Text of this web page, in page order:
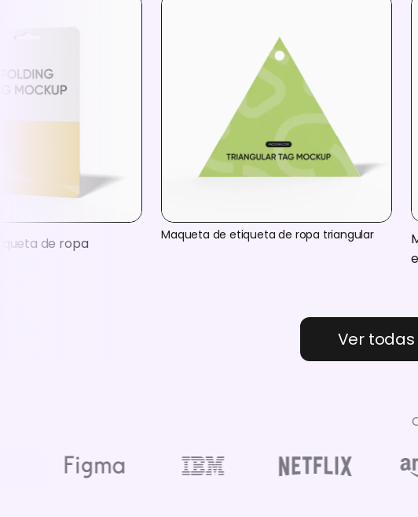
de ropa Maqueta de etiqueta de ropa triangular
Ver